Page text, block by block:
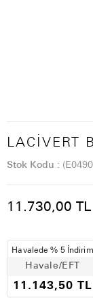
LACIVERT
Stok Kodu
11.730,00 TL
Havalede % 5 İndirim
Havale/EFT
11.143,50 TL